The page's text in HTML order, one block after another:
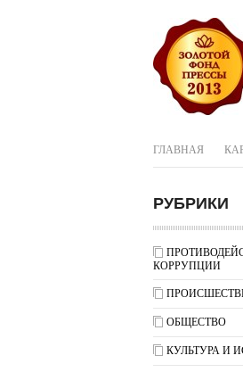
ГЛАВНАЯ
РУБРИКИ
КОРРУПЦИИ
ОБЩЕСТВО
КУЛЬТУРА И